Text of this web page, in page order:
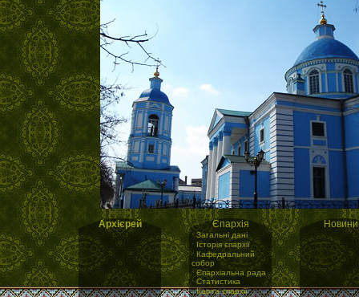
Архієрей Єпархія
·Загальні дані
·Історія єпархії
·Кафедральний
собор
·Єпархіальна рада
·Статистика
·Карта єпархії
Новини